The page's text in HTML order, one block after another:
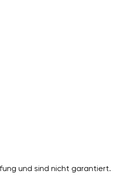
und sind nicht garantiert.